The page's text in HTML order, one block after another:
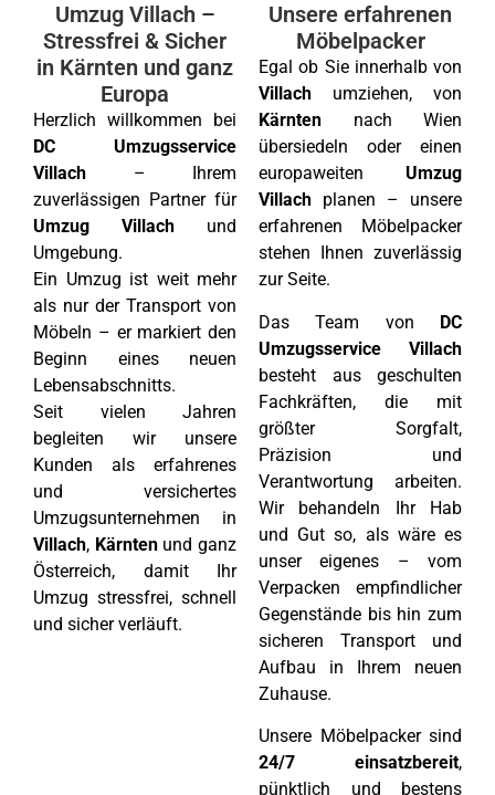
Umzug Villach –
Stressfrei & Sicher
in Kärnten und ganz
Europa
Herzlich willkommen bei
DC Umzugsservice
Villach – Ihrem
zuverlässigen Partner für
Umzug Villach und
Umgebung.
Ein Umzug ist weit mehr
als nur der Transport von
Möbeln – er markiert den
Beginn eines neuen
Lebensabschnitts.
Seit vielen Jahren
begleiten wir unsere
Kunden als erfahrenes
und versichertes
Umzugsunternehmen in
Villach, Kärntenund ganz
Österreich, damit Ihr
Umzug stressfrei, schnell
und sicher verläuft.
Unsere erfahrenen
Möbelpacker
Egal ob Sie innerhalb von
Villach umziehen, von
Kärnten nach Wien
übersiedeln oder einen
europaweiten Umzug
Villach planen – unsere
erfahrenen Möbelpacker
stehen Ihnen zuverlässig
zur Seite.
Das Team von DC
Umzugsservice Villach
besteht aus geschulten
Fachkräften, die mit
größter Sorgfalt,
Präzision und
Verantwortung arbeiten.
Wir behandeln Ihr Hab
und Gut so, als wäre es
unser eigenes – vom
Verpacken empfindlicher
Gegenstände bis hin zum
sicheren Transport und
Aufbau in Ihrem neuen
Zuhause.
Unsere Möbelpacker sind
24/7 einsatzbereit,
pünktlich und bestens